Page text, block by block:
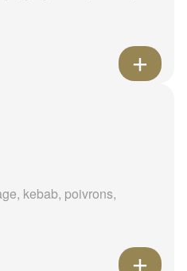
kebab, poivrons,